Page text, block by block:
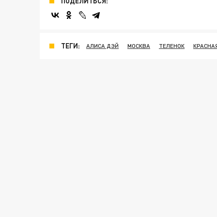
ТЕГИ: АЛИСА ДЭЙ МОСКВА ТЕЛЕНОК